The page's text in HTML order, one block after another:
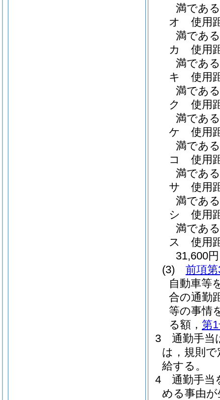
満であ
オ
使用
満であ
カ
使用
満であ
キ
使用
満であ
ク
使用
満であ
ケ
使用
満であ
コ
使用
満であ
サ
使用
満であ
シ
使用
満であ
ス
使用
31,600円
(3)
前項
自動車等
合の通勤
等の事情
る額， 第
3
通勤手当
は，規則
給する。
4
通勤手当
める事由